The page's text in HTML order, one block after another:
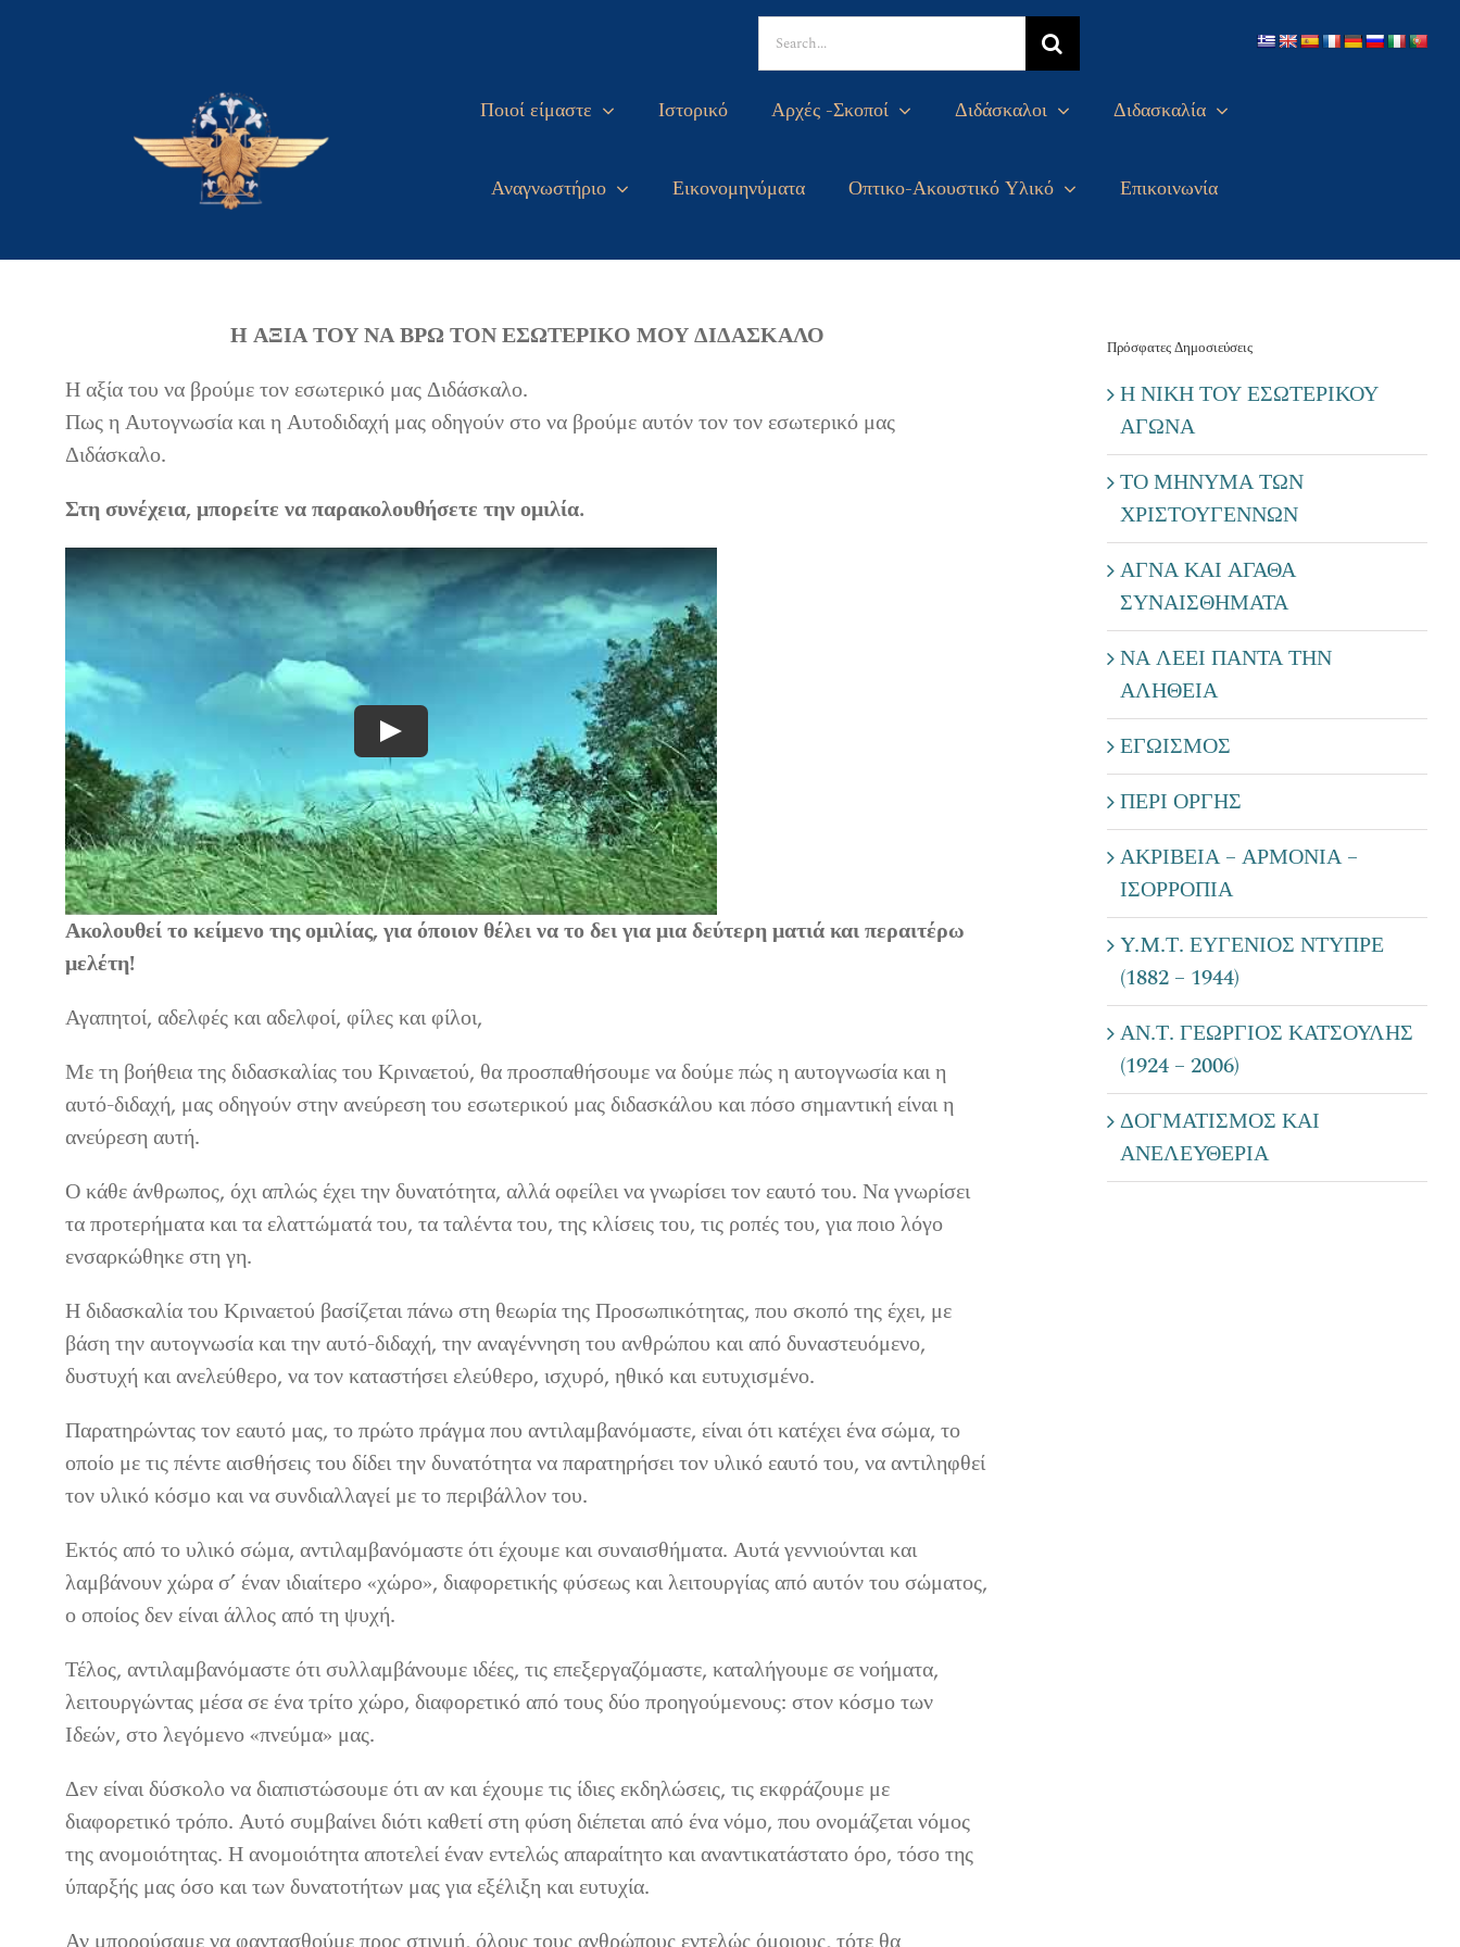
Search
for:
Ποιοί είμαστε Ιστορικό Αρχές -Σκοποί Διδάσκαλοι Διδασκαλία
Αναγνωστήριο Εικονομηνύματα Οπτικο-Ακουστικό Υλικό Επικοινωνία
Η ΑΞΙΑ ΤΟΥ ΝΑ ΒΡΩ ΤΟΝ ΕΣΩΤΕΡΙΚΟ ΜΟΥ ΔΙΔΑΣΚΑΛΟ
Η αξία του να βρούμε τον εσωτερικό μας Διδάσκαλο.
Πως η Αυτογνωσία και η Αυτοδιδαχή μας οδηγούν στο να βρούμε αυτόν τον τον εσωτερικό μας
Διδάσκαλο.
Στη συνέχεια, μπορείτε να παρακολουθήσετε την ομιλία.
Play
Ακολουθεί το κείμενο της ομιλίας, για όποιον θέλει να το δει για μια δεύτερη ματιά και περαιτέρω
μελέτη!
Αγαπητοί, αδελφές και αδελφοί, φίλες και φίλοι,
Με τη βοήθεια της διδασκαλίας του Κριναετού, θα προσπαθήσουμε να δούμε πώς η αυτογνωσία και η
αυτό-διδαχή, μας οδηγούν στην ανεύρεση του εσωτερικού μας διδασκάλου και πόσο σημαντική είναι η
ανεύρεση αυτή.
Ο κάθε άνθρωπος, όχι απλώς έχει την δυνατότητα, αλλά οφείλει να γνωρίσει τον εαυτό του. Να γνωρίσει
τα προτερήματα και τα ελαττώματά του, τα ταλέντα του, της κλίσεις του, τις ροπές του, για ποιο λόγο
ενσαρκώθηκε στη γη.
Η διδασκαλία του Κριναετού βασίζεται πάνω στη θεωρία της Προσωπικότητας, που σκοπό της έχει, με
βάση την αυτογνωσία και την αυτό-διδαχή, την αναγέννηση του ανθρώπου και από δυναστευόμενο,
δυστυχή και ανελεύθερο, να τον καταστήσει ελεύθερο, ισχυρό, ηθικό και ευτυχισμένο.
Παρατηρώντας τον εαυτό μας, το πρώτο πράγμα που αντιλαμβανόμαστε, είναι ότι κατέχει ένα σώμα, το
οποίο με τις πέντε αισθήσεις του δίδει την δυνατότητα να παρατηρήσει τον υλικό εαυτό του, να αντιληφθεί
τον υλικό κόσμο και να συνδιαλλαγεί με το περιβάλλον του.
Εκτός από το υλικό σώμα, αντιλαμβανόμαστε ότι έχουμε και συναισθήματα. Αυτά γεννιούνται και
λαμβάνουν χώρα σ’ έναν ιδιαίτερο «χώρο», διαφορετικής φύσεως και λειτουργίας από αυτόν του σώματος,
ο οποίος δεν είναι άλλος από τη ψυχή.
Τέλος, αντιλαμβανόμαστε ότι συλλαμβάνουμε ιδέες, τις επεξεργαζόμαστε, καταλήγουμε σε νοήματα,
λειτουργώντας μέσα σε ένα τρίτο χώρο, διαφορετικό από τους δύο προηγούμενους: στον κόσμο των
Ιδεών, στο λεγόμενο «πνεύμα» μας.
Δεν είναι δύσκολο να διαπιστώσουμε ότι αν και έχουμε τις ίδιες εκδηλώσεις, τις εκφράζουμε με
διαφορετικό τρόπο. Αυτό συμβαίνει διότι καθετί στη φύση διέπεται από ένα νόμο, που ονομάζεται νόμος
της ανομοιότητας. Η ανομοιότητα αποτελεί έναν εντελώς απαραίτητο και αναντικατάστατο όρο, τόσο της
ύπαρξής μας όσο και των δυνατοτήτων μας για εξέλιξη και ευτυχία.
Πρόσφατες Δημοσιεύσεις
Η ΝΙΚΗ ΤΟΥ ΕΣΩΤΕΡΙΚΟΥ
ΑΓΩΝΑ
ΤΟ ΜΗΝΥΜΑ ΤΩΝ
ΧΡΙΣΤΟΥΓΕΝΝΩΝ
ΑΓΝΑ ΚΑΙ ΑΓΑΘΑ
ΣΥΝΑΙΣΘΗΜΑΤΑ
ΝΑ ΛΕΕΙ ΠΑΝΤΑ ΤΗΝ
ΑΛΗΘΕΙΑ
ΕΓΩΙΣΜΟΣ
ΠΕΡΙ ΟΡΓΗΣ
ΑΚΡΙΒΕΙΑ – ΑΡΜΟΝΙΑ –
ΙΣΟΡΡΟΠΙΑ
Y.M.Τ. ΕΥΓΕΝΙΟΣ ΝΤΥΠΡΕ
(1882 – 1944)
ΑΝ.Τ. ΓΕΩΡΓΙΟΣ ΚΑΤΣΟΥΛΗΣ
(1924 – 2006)
ΔΟΓΜΑΤΙΣΜΟΣ ΚΑΙ
ΑΝΕΛΕΥΘΕΡΙΑ